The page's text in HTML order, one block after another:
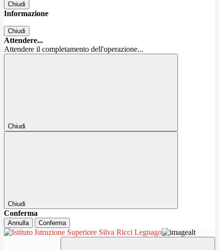
Chiudi
Informazione
Chiudi
Attendere...
Attendere il completamento dell'operazione...
Chiudi
Chiudi
Conferma
Annulla Conferma